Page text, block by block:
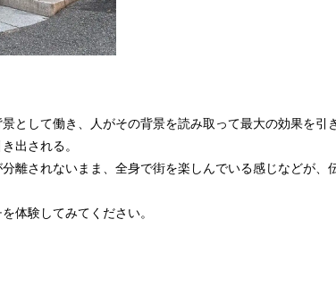
として働き、人がその背景を読み取って最大の効果を引
出される。
離されないまま、全身で街を楽しんでいる感じなどが、
体験してみてください。